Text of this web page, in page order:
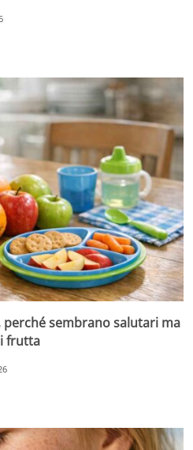
perché sembrano salutari ma
frutta